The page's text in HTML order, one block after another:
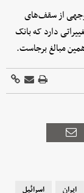
قابل توجهی از سقف‌های
دارد که بانک
مبالغ برجاست.
ایران
اسرائیل